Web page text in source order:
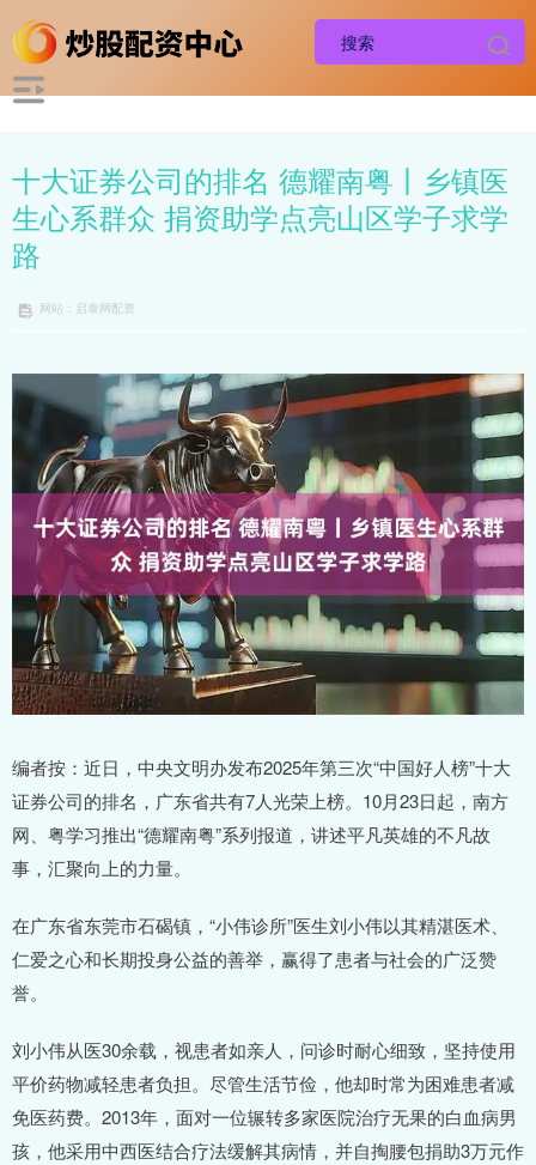
十大证券公司的排名 德耀南粤丨乡镇医
生心系群众 捐资助学点亮山区学子求学
路
网站：启泰网配资
编者按：近日，中央文明办发布2025年第三次“中国好人榜”十大
证券公司的排名，广东省共有7人光荣上榜。10月23日起，南方
网、粤学习推出“德耀南粤”系列报道，讲述平凡英雄的不凡故
事，汇聚向上的力量。
在广东省东莞市石碣镇，“小伟诊所”医生刘小伟以其精湛医术、
仁爱之心和长期投身公益的善举，赢得了患者与社会的广泛赞
誉。
刘小伟从医30余载，视患者如亲人，问诊时耐心细致，坚持使用
平价药物减轻患者负担。尽管生活节俭，他却时常为困难患者减
免医药费。2013年，面对一位辗转多家医院治疗无果的白血病男
孩，他采用中西医结合疗法缓解其病情，并自掏腰包捐助3万元作